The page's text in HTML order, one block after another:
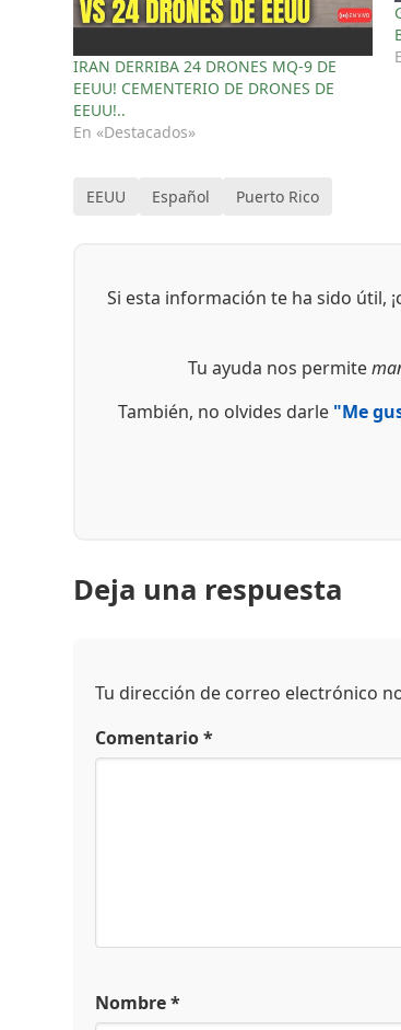
IRAN DERRIBA 24 DRONES MQ-9 DE
EEUU! CEMENTERIO DE DRONES DE
EEUU!..
En «Destacados»
EEUU Español Puerto Rico
Si esta información te ha sido útil,
Tu ayuda nos permite
También, no olvides darle "Me
Deja una respuesta
Tu dirección de correo electrónico
Comentario*
Nombre*